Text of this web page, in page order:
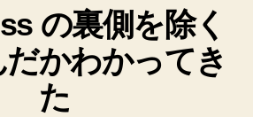
会
社
ゴ
リ
ー
の裏側を除く
かわかってき
た